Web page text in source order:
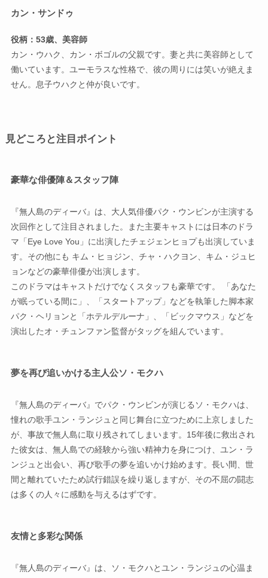
カン・サンドゥ
役柄：53歳、美容師
カン・ウハク、カン・ボゴルの父親です。妻と共に美容師として
働いています。ユーモラスな性格で、彼の周りには笑いが絶えま
せん。息子ウハクと仲が良いです。
見どころと注目ポイント
豪華な俳優陣＆スタッフ陣
『無人島のディーバ』は、大人気俳優パク・ウンビンが主演する
次回作として注目されました。また主要キャストには日本のドラ
マ「Eye Love You」に出演したチェジェンヒョプも出演していま
す。その他にも キム・ヒョジン、チャ・ハクヨン、キム・ジュヒ
ョンなどの豪華俳優が出演します。
このドラマはキャストだけでなくスタッフも豪華です。 「あなた
が眠っている間に」、「スタートアップ」などを執筆した脚本家
パク・ヘリョンと「ホテルデルーナ」、「ビックマウス」などを
演出したオ・チュンファン監督がタッグを組んでいます。
夢を再び追いかける主人公ソ・モクハ
『無人島のディーバ』でパク・ウンビンが演じるソ・モクハは、
憧れの歌手ユン・ランジュと同じ舞台に立つために上京しました
が、事故で無人島に取り残されてしまいます。15年後に救出され
た彼女は、無人島での経験から強い精神力を身につけ、ユン・ラ
ンジュと出会い、再び歌手の夢を追いかけ始めます。長い間、世
間と離れていたため試行錯誤を繰り返しますが、その不屈の闘志
は多くの人々に感動を与えるはずです。
友情と多彩な関係
『無人島のディーバ』は、ソ・モクハとユン・ランジュの心温ま